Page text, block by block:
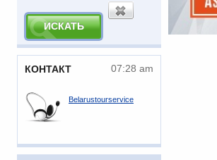
КОНТАКТ 07:28 am
Belarustourservice